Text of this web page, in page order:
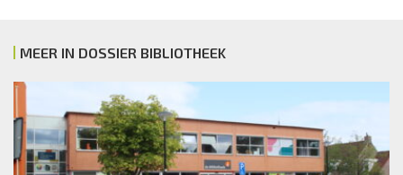
MEER IN DOSSIER BIBLIOTHEEK